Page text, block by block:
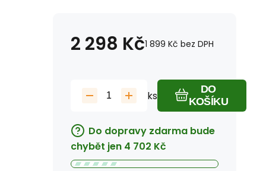
2 298 Kč1 899 Kč bez DPH
ks
DO
KOŠÍKU
Do dopravy zdarma bude
chybět jen 4 702 Kč